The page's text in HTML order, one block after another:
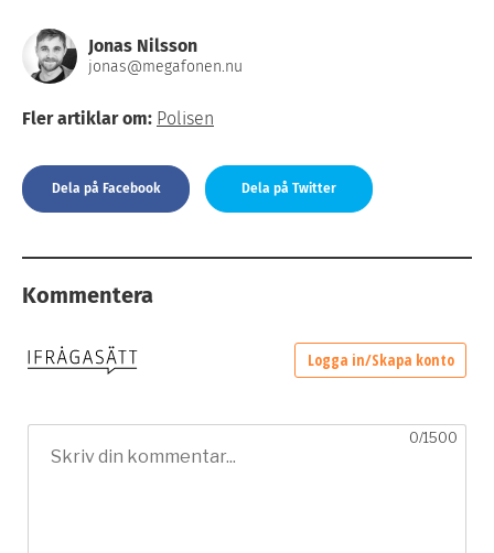
Jonas Nilsson
jonas@megafonen.nu
Fler artiklar om: Polisen
Dela på Facebook Dela på Twitter
Kommentera